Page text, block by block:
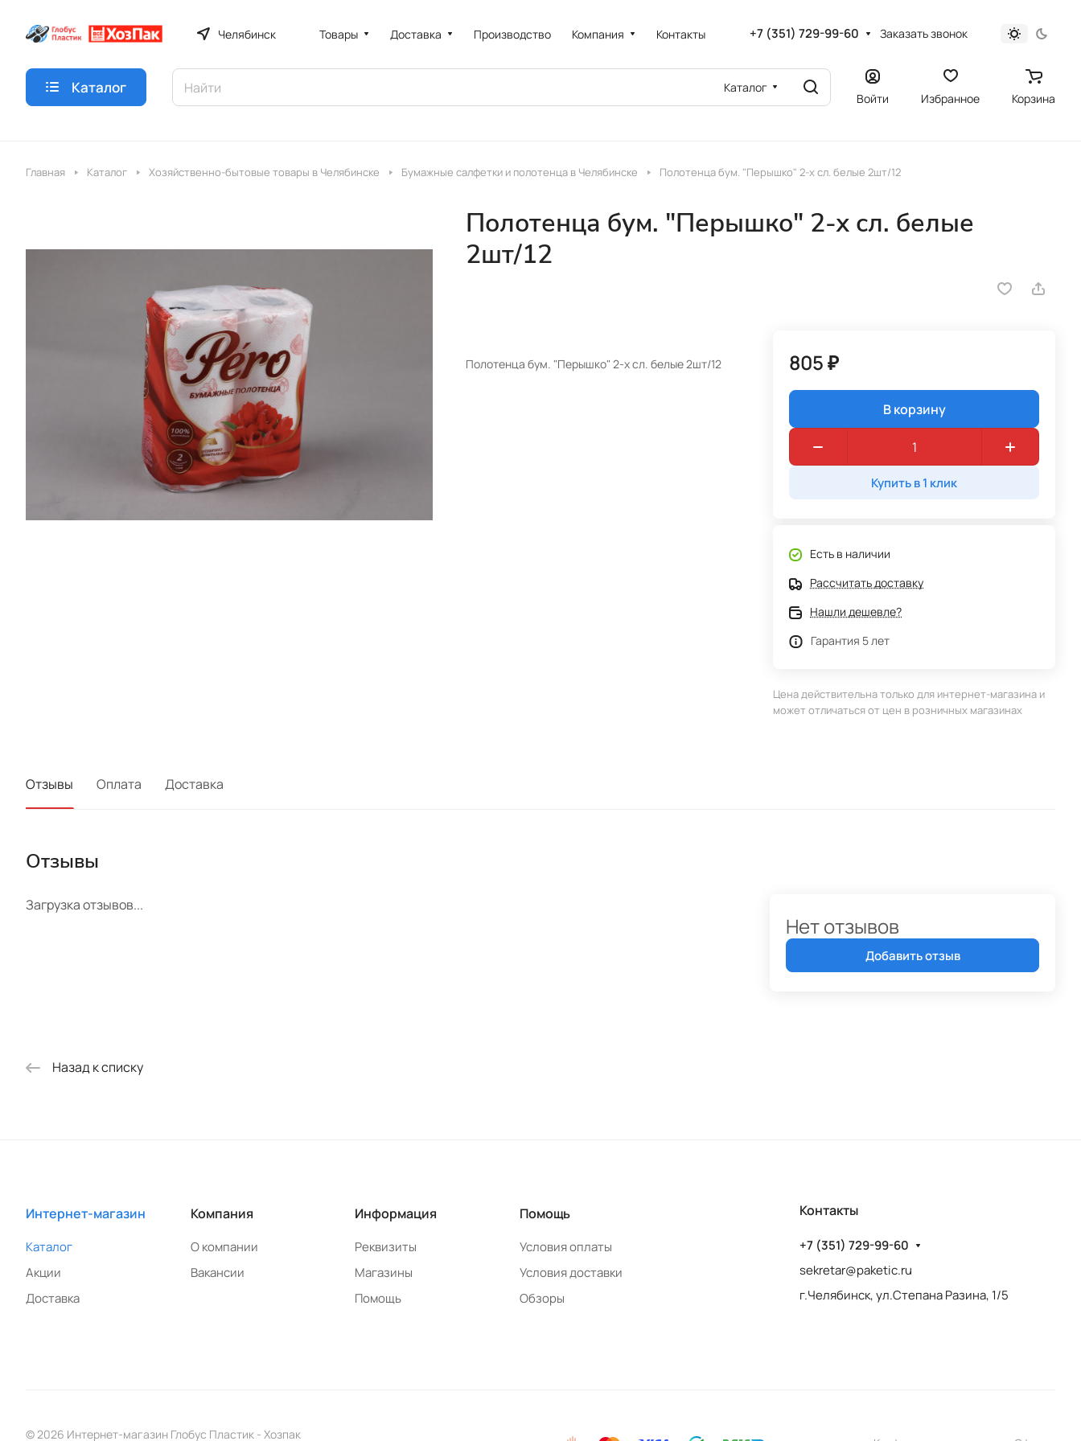
Челябинск Товары Доставка Производство Компания Контакты +7 (351) 729-99-60 Заказать звонок
Каталог Каталог
Войти Избранное Корзина
Главная Каталог Хозяйственно-бытовые товары в Челябинске Бумажные салфетки и полотенца в Челябинске Полотенца бум. "Перышко" 2-х сл. белые 2шт/12
Полотенца бум. "Перышко" 2-х сл. белые
2шт/12
Полотенца бум. "Перышко" 2-х сл. белые 2шт/12 805 ₽
В корзину
Купить в 1 клик
Есть в наличии
Рассчитать доставку
Нашли дешевле?
Гарантия 5 лет
Цена действительна только для интернет-магазина и
может отличаться от цен в розничных магазинах
Отзывы Оплата Доставка
Отзывы
Загрузка отзывов...
Нет отзывов
Добавить отзыв
Назад к списку
Интернет-магазин
Каталог
Акции
Доставка
Компания
О компании
Вакансии
Информация
Реквизиты
Магазины
Помощь
Помощь
Условия оплаты
Условия доставки
Обзоры
Контакты
+7 (351) 729-99-60
sekretar@paketic.ru
г.Челябинск, ул.Степана Разина, 1/5
© 2026 Интернет-магазин Глобус Пластик - Хозпак